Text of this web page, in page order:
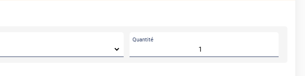
Quantité